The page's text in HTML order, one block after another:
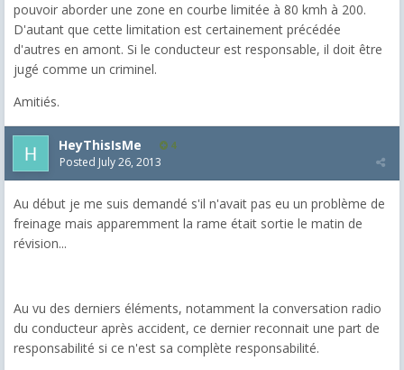
pouvoir aborder une zone en courbe limitée à 80 kmh à 200.
D'autant que cette limitation est certainement précédée
d'autres en amont. Si le conducteur est responsable, il doit être
jugé comme un criminel.
Amitiés.
HeyThisIsMe 4
Posted July 26, 2013
Au début je me suis demandé s'il n'avait pas eu un problème de
freinage mais apparemment la rame était sortie le matin de
révision...
Au vu des derniers éléments, notamment la conversation radio
du conducteur après accident, ce dernier reconnait une part de
responsabilité si ce n'est sa complète responsabilité.